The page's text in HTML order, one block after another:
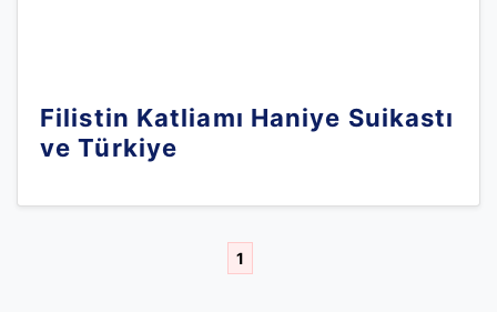
Filistin Katliamı Haniye Suikastı
ve Türkiye
1